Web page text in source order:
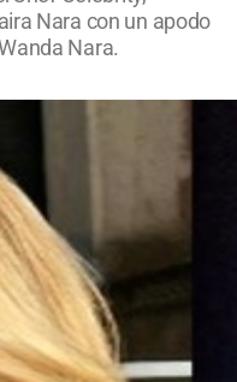
Nara con un apodo
Nara.